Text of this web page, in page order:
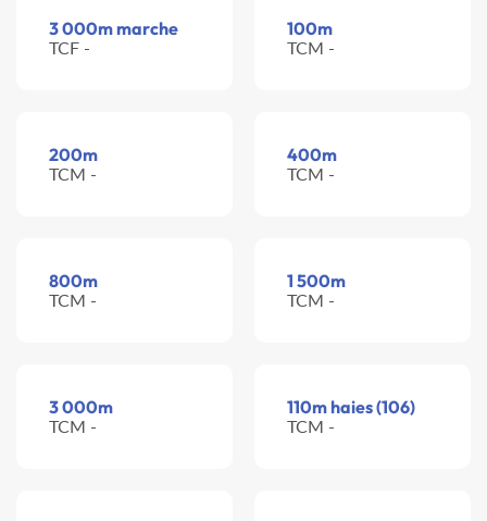
3 000m marche
TCF -
100m
TCM -
200m
TCM -
400m
TCM -
800m
TCM -
1 500m
TCM -
3 000m
TCM -
110m haies (106)
TCM -